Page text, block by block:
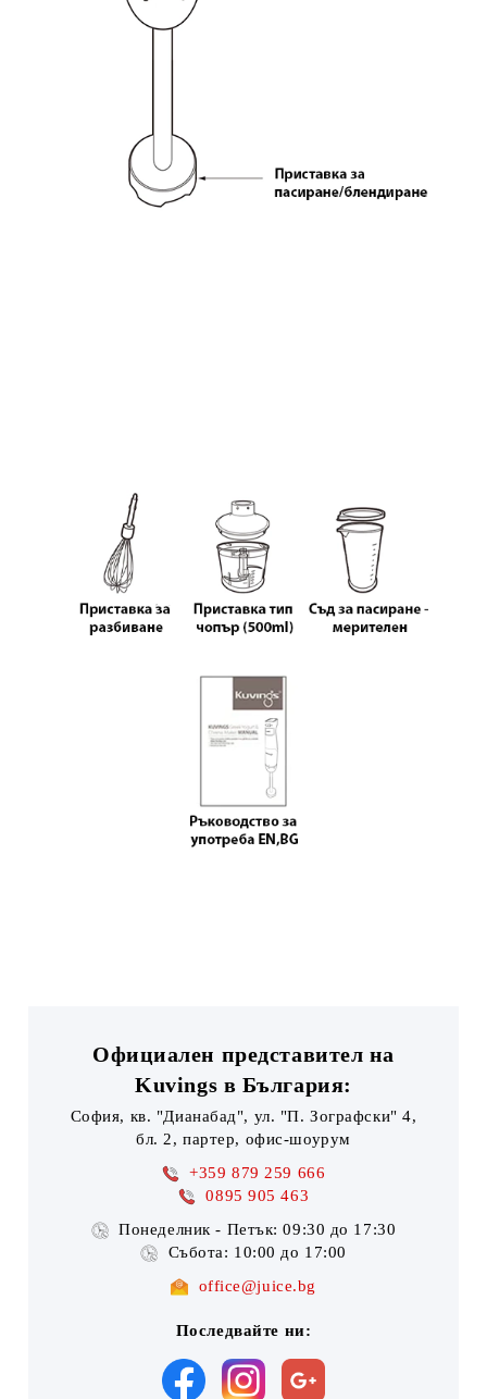
Официален представител на
Kuvings в България:
София, кв. "Дианабад", ул. "П. Зографски" 4,
бл. 2, партер, офис-шоурум
+359 879 259 666
0895 905 463
Понеделник - Петък: 09:30 до 17:30
Събота: 10:00 до 17:00
office@juice.bg
Последвайте ни: